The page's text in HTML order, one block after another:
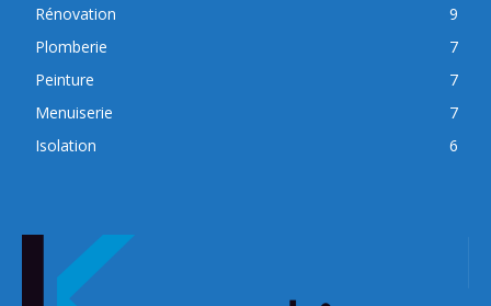
Rénovation
9
Plomberie
7
Peinture
7
Menuiserie
7
Isolation
6